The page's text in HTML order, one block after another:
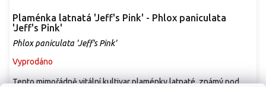
Plaménka latnatá 'Jeff's Pink' - Phlox paniculata
'Jeff's Pink'
Phlox paniculata 'Jeff's Pink'
Vyprodáno
Tento mimořádně vitální kultivar plaménky latnaté, známý pod